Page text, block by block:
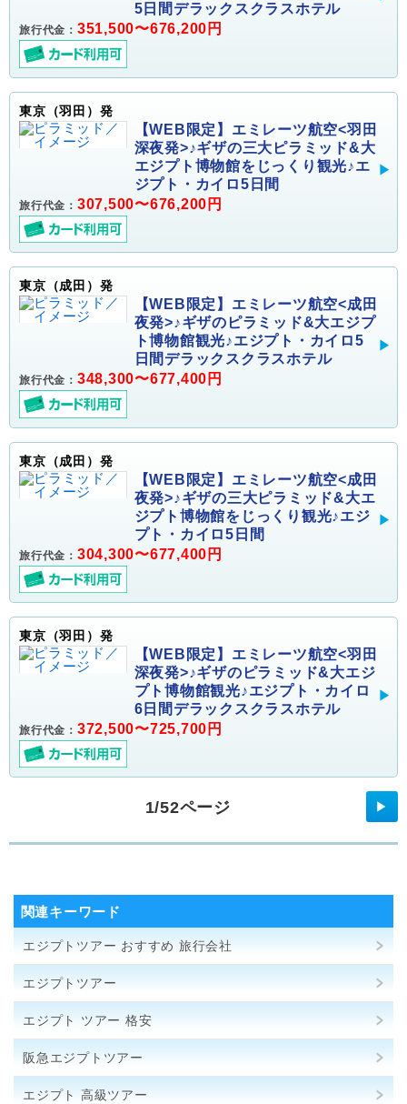
5日間デラックスクラスホテル
旅行代金： 351,500〜676,200円
東京（羽田）発
【WEB限定】エミレーツ航空<羽田
深夜発>♪ギザの三大ピラミッド&大
エジプト博物館をじっくり観光♪エ
ジプト・カイロ5日間
旅行代金： 307,500〜676,200円
東京（成田）発
【WEB限定】エミレーツ航空<成田
夜発>♪ギザのピラミッド&大エジプ
ト博物館観光♪エジプト・カイロ5
日間デラックスクラスホテル
旅行代金： 348,300〜677,400円
東京（成田）発
【WEB限定】エミレーツ航空<成田
夜発>♪ギザの三大ピラミッド&大エ
ジプト博物館をじっくり観光♪エジ
プト・カイロ5日間
旅行代金： 304,300〜677,400円
東京（羽田）発
【WEB限定】エミレーツ航空<羽田
深夜発>♪ギザのピラミッド&大エジ
プト博物館観光♪エジプト・カイロ
6日間デラックスクラスホテル
旅行代金： 372,500〜725,700円
1/52ページ ▶
関連キーワード
エジプトツアー おすすめ 旅行会社
エジプトツアー
エジプト ツアー 格安
阪急エジプトツアー
エジプト 高級ツアー